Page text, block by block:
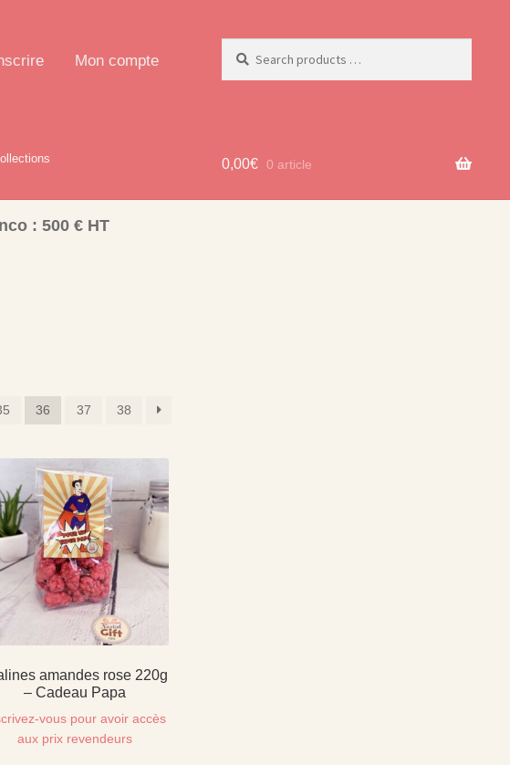
Mon compte
0,00€ 0 article
: 500 € HT
36 37 38
amandes rose 220g
– Cadeau Papa
vous pour avoir accès
aux prix revendeurs